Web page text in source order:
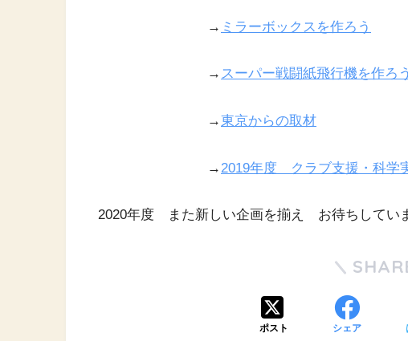
→ ミラーボックスを作ろう
→ スーパー戦闘紙飛行機を作ろ
→東京からの取材
→ 2019年度 クラブ支援・科学
2020年度 また新しい企画を揃え お待ちしてい
ポスト シェア